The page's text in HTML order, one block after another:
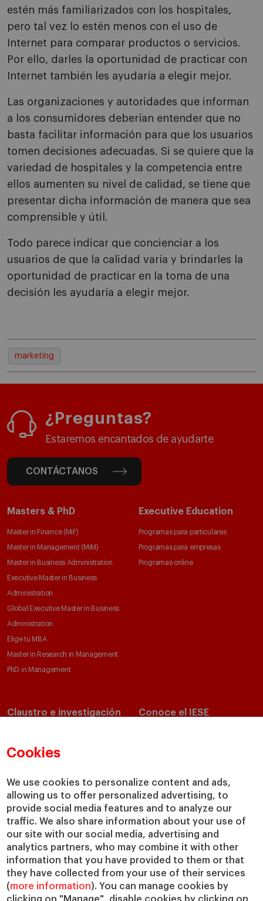
Cookies
We use cookies to personalize content and ads,
allowing us to offer personalized advertising, to
provide social media features and to analyze our
traffic. We also share information about your use of
our site with our social media, advertising and
analytics partners, who may combine it with other
information that you have provided to them or that
they have collected from your use of their services
(more information). You can manage cookies by
estén más familiarizados con los hospitales,
pero tal vez lo estén menos con el uso de
Internet para comparar productos o servicios.
Por ello, darles la oportunidad de practicar con
Internet también les ayudaría a elegir mejor.
Las organizaciones y autoridades que informan
a los consumidores deberían entender que no
basta facilitar información para que los usuarios
tomen decisiones adecuadas. Si se quiere que la
variedad de hospitales y la competencia entre
ellos aumenten su nivel de calidad, se tiene que
presentar dicha información de manera que sea
comprensible y útil.
Todo parece indicar que concienciar a los
usuarios de que la calidad varía y brindarles la
oportunidad de practicar en la toma de una
decisión les ayudaría a elegir mejor.
marketing
¿Preguntas?
Estaremos encantados de ayudarte
CONTÁCTANOS
Masters & PhD
Master in Finance (MiF)
Master in Management (MiM)
Master in Business Administration
Executive Master in Business
Administration
Global Executive Master in Business
Administration
Elige tu MBA
Master in Research in Management
PhD in Management
Executive Education
Programas para particulares
Programas para empresas
Programas online
Claustro e investigación
Departamentos académicos
Cátedras
IESE Insight
IESE Publishing
Conoce el IESE
Nuestro impacto
Colabora con el IESE
Servicios
Biblioteca
Canal de Compliance
Capellanía
IESE Shop